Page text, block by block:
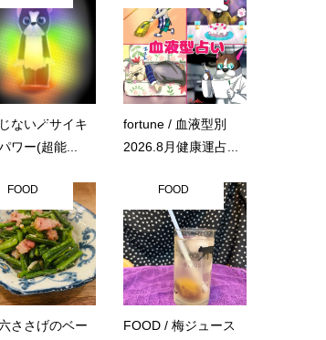
ない🪄サイキ
ワー(超能...
fortune / 血液型別
2026.8月健康運占...
FOOD
ささげのベー
FOOD
FOOD / 梅ジュース